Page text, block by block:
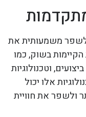
לשפר משמעותית את
בשוק, כמו
וטכנולוגיות
אלו יכול
ולשפר את חוויית